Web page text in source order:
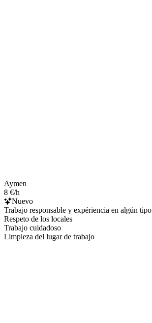
Aymen
8 €/h
Nuevo
Trabajo responsable y expériencia en algún tipo
Respeto de los locales
Trabajo cuidadoso
Limpieza del lugar de trabajo